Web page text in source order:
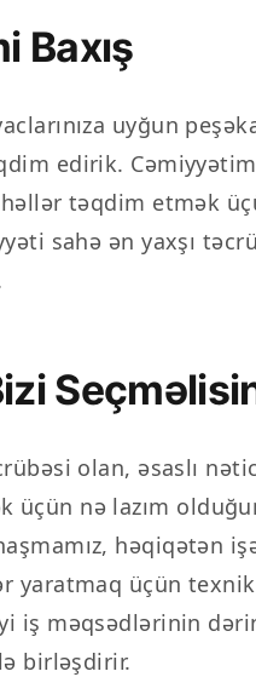
Baxış
uyğun
edirik.
təqdim etmək
sahə ən yaxşı
olan, əsaslı
üçün nə lazım
həqiqətən
yaratmaq üçün
iş məqsədlərinin
birləşdirir.